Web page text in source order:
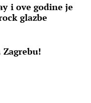
i ove godine je
glazbe
Zagrebu!